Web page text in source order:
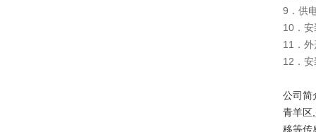
9．供
10．
11．
12．
公司简
青羊区
移等传